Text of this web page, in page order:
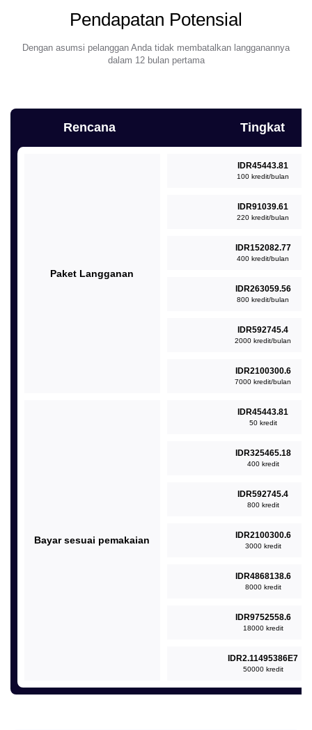
Pendapatan Potensial
Dengan asumsi pelanggan Anda tidak membatalkan langganannya
dalam 12 bulan pertama
Rencana Tingkat
Paket Langganan
IDR45443.81
100 kredit/bulan
IDR91039.61
220 kredit/bulan
IDR152082.77
400 kredit/bulan
IDR263059.56
800 kredit/bulan
IDR592745.4
2000 kredit/bulan
IDR2100300.6
7000 kredit/bulan
Bayar sesuai pemakaian
IDR45443.81
50 kredit
IDR325465.18
400 kredit
IDR592745.4
800 kredit
IDR2100300.6
3000 kredit
IDR4868138.6
8000 kredit
IDR9752558.6
18000 kredit
IDR2.11495386E7
50000 kredit